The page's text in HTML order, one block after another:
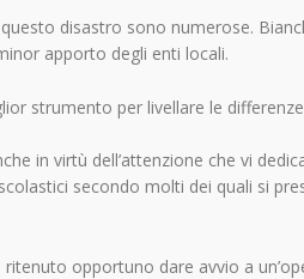
disastro sono numerose.
apporto degli enti locali.
strumento per livellare le
in virtù dell’attenzione che vi
secondo molti dei quali si
ritenuto opportuno dare avvio a